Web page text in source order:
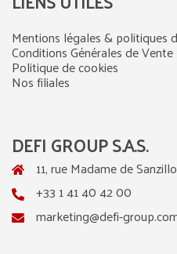
Mentions légales & politiques
Conditions Générales de Vente
Politique de cookies
Nos filiales
DEFI GROUP S.A.S.
11, rue Madame de
+33 1 41 40 42 00
marketing@defi-